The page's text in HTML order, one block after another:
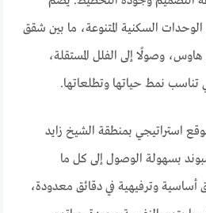
السكنية المتنوعة، ما بين شقق
وصولًا إلى الفلل المستقلة،
تناسب نمط حياتها وتطلعاتها.
استراتيجي بمنطقة الشيخ زايد
بسهولة الوصول إلى كل ما
وترفيهية في دقائق معدودة،